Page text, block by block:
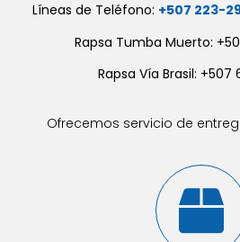
Líneas de Teléfono: +507 223-
Rapsa Tumba Muerto:
Rapsa Vía Brasil:
Ofrecemos servicio de